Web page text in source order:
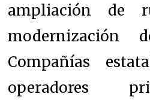
ampliación
modernización
Compañías
operadores